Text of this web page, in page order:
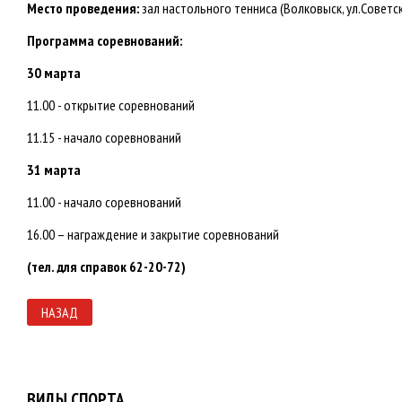
Место проведения:зал настольного тенниса (Волковыск,
Программа соревнований:
30 марта
11.00 - открытие соревнований
11.15 - начало соревнований
31 марта
11.00 - начало соревнований
16.00 – награждение и закрытие соревнований
(тел. для справок 62-20-72)
НАЗАД